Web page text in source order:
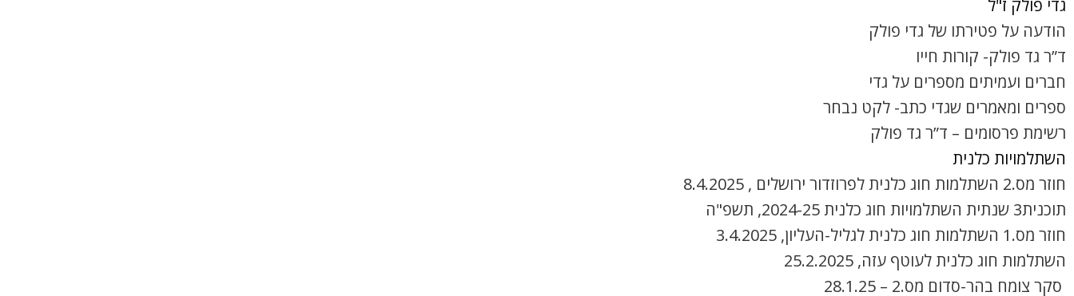
גדי פולק ז"ל
הודעה על פטירתו של גדי פולק
ד”ר גד פולק- קורות חייו
חברים ועמיתים מספרים על גדי
ספרים ומאמרים שגדי כתב- לקט נבחר
רשימת פרסומים – ד”ר גד פולק
השתלמויות כלנית
חוזר מס.2 השתלמות חוג כלנית לפרוזדור ירושלים , 8.4.2025
תוכנית3 שנתית השתלמויות חוג כלנית 2024-25, תשפ"ה
חוזר מס.1 השתלמות חוג כלנית לגליל-העליון, 3.4.2025
השתלמות חוג כלנית לעוטף עזה, 25.2.2025
סקר צומח בהר-סדום מס.2 – 28.1.25